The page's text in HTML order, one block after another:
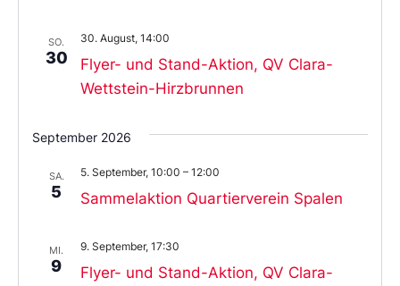
SO.
30
Flyer- und Stand-Aktion, QV Clara-
Wettstein-Hirzbrunnen
30. August, 14:00
September 2026
SA.
5 Sammelaktion Quartierverein Spalen
5. September, 10:00 – 12:00
MI.
9
Flyer- und Stand-Aktion, QV Clara-
9. September, 17:30